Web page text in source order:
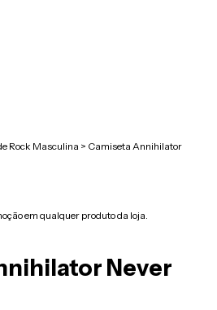
Rock Masculina > Camiseta Annihilator
em qualquer produto da loja.
Never